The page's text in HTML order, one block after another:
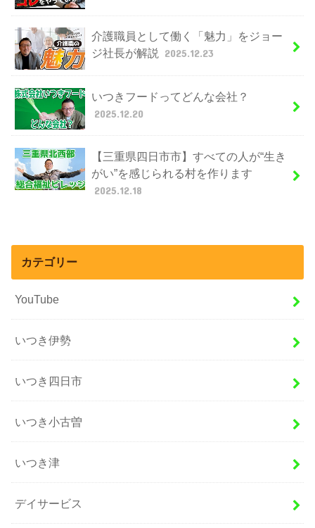
介護職員として働く「魅力」をジョー
ジ社長が解説
2025.12.23
いつきフードってどんな会社？
2025.12.20
【三重県四日市市】すべての人が“生き
がい”を感じられる村を作ります
2025.12.18
カテゴリー
YouTube
いつき伊勢
いつき四日市
いつき小古曽
いつき津
デイサービス